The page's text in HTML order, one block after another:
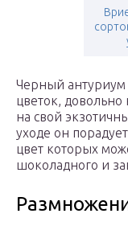
Черный
цветок,
на свой
уходе он
цвет которых
шоколадного и